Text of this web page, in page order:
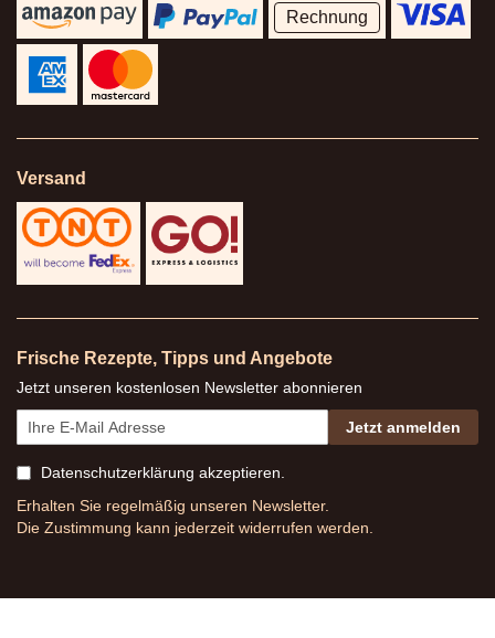
Rechnung
Versand
Frische Rezepte, Tipps und Angebote
Jetzt unseren kostenlosen Newsletter abonnieren
Jetzt anmelden
Datenschutzerklärung akzeptieren.
Erhalten Sie regelmäßig unseren Newsletter.
Die Zustimmung kann jederzeit widerrufen werden.